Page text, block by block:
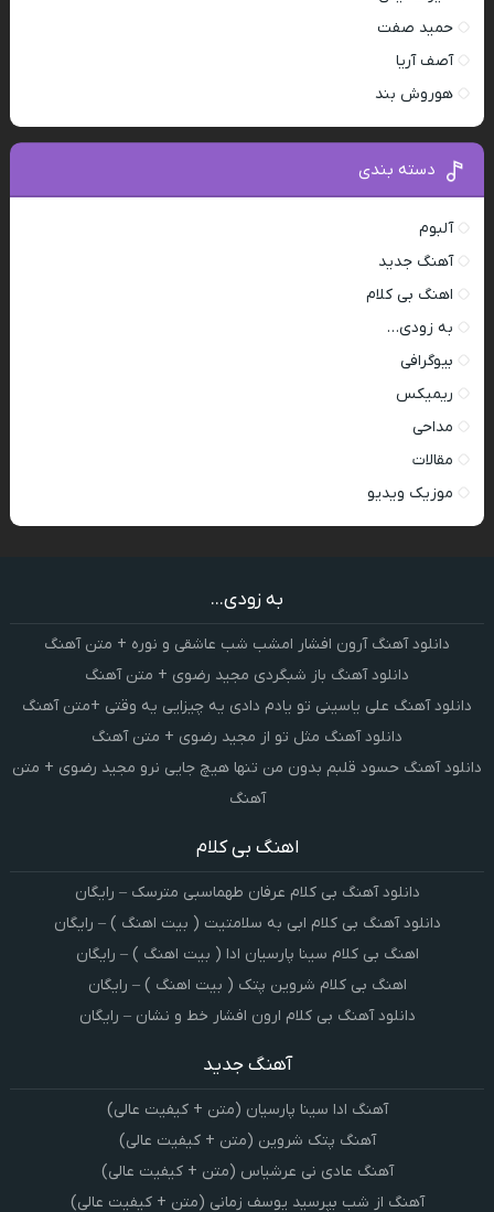
حمید صفت
آصف آریا
هوروش بند
دسته بندی
آلبوم
آهنگ جدید
اهنگ بی کلام
به زودی…
بیوگرافی
ریمیکس
مداحی
مقالات
موزیک ویدیو
به زودی...
دانلود آهنگ آرون افشار امشب شب عاشقی و نوره + متن آهنگ
دانلود آهنگ باز شبگردی مجید رضوی + متن آهنگ
دانلود آهنگ علی یاسینی تو یادم دادی یه چیزایی یه وقتی +متن آهنگ
دانلود آهنگ مثل تو از مجید رضوی + متن آهنگ
دانلود آهنگ حسود قلبم بدون من تنها هیچ جایی نرو مجید رضوی + متن
آهنگ
اهنگ بی کلام
دانلود آهنگ بی کلام عرفان طهماسبی مترسک – رایگان
دانلود آهنگ بی کلام ابی به سلامتیت ( بیت اهنگ ) – رایگان
اهنگ بی کلام سینا پارسیان ادا ( بیت اهنگ ) – رایگان
اهنگ بی کلام شروین پتک ( بیت اهنگ ) – رایگان
دانلود آهنگ بی کلام ارون افشار خط و نشان – رایگان
آهنگ جدید
آهنگ ادا سینا پارسیان (متن + کیفیت عالی)
آهنگ پتک شروین (متن + کیفیت عالی)
آهنگ عادی نی عرشیاس (متن + کیفیت عالی)
آهنگ از شب بپرسید یوسف زمانی (متن + کیفیت عالی)